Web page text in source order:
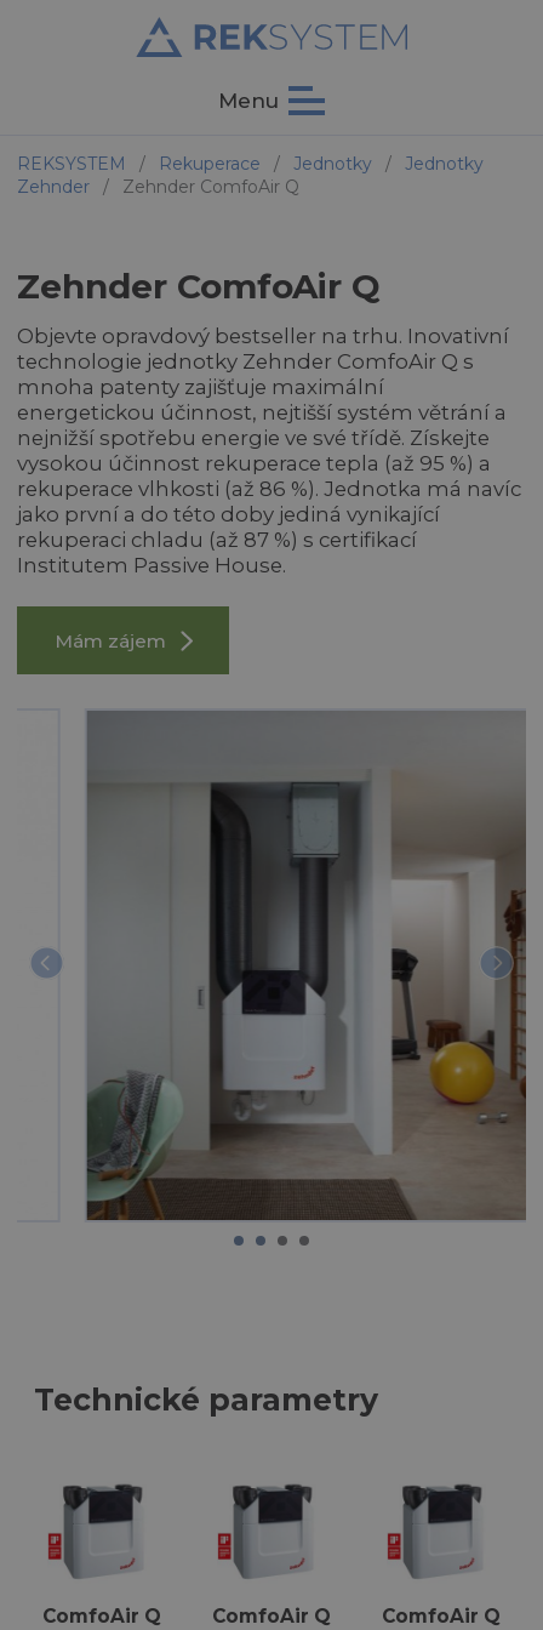
Menu
REKSYSTEM / Rekuperace / Jednotky /
Jednotky
Zehnder
/ Zehnder ComfoAir Q
Zehnder ComfoAir Q
Objevte opravdový bestseller na trhu. Inovativní
technologie jednotky Zehnder ComfoAir Q s
mnoha patenty zajišťuje maximální
energetickou účinnost, nejtišší systém větrání a
nejnižší spotřebu energie ve své třídě. Získejte
vysokou účinnost rekuperace tepla (až 95 %) a
rekuperace vlhkosti (až 86 %). Jednotka má navíc
jako první a do této doby jediná vynikající
rekuperaci chladu (až 87 %) s certifikací
Institutem Passive House.
Mám zájem
Technické parametry
ComfoAir Q
ComfoAir Q
ComfoAir Q